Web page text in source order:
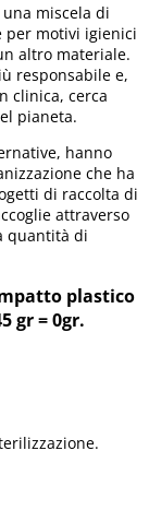
miscela di
per motivi igienici
altro materiale.
responsabile e,
clinica, cerca
pianeta.
hanno
che ha
di raccolta di
attraverso
quantità di
plastico
gr = 0gr.